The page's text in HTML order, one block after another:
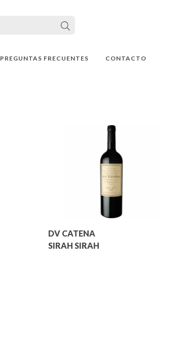
PREGUNTAS FRECUENTES CONTACTO
DV CATENA
SIRAH SIRAH